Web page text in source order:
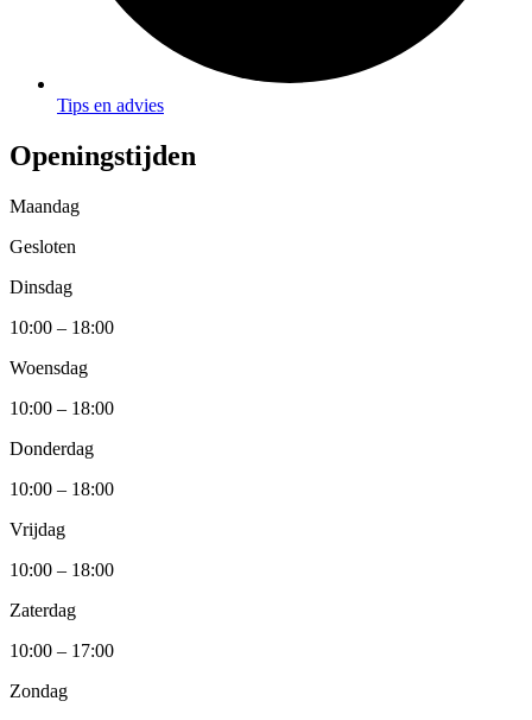
Tips en advies
Openingstijden
Maandag
Gesloten
Dinsdag
10:00 – 18:00
Woensdag
10:00 – 18:00
Donderdag
10:00 – 18:00
Vrijdag
10:00 – 18:00
Zaterdag
10:00 – 17:00
Zondag